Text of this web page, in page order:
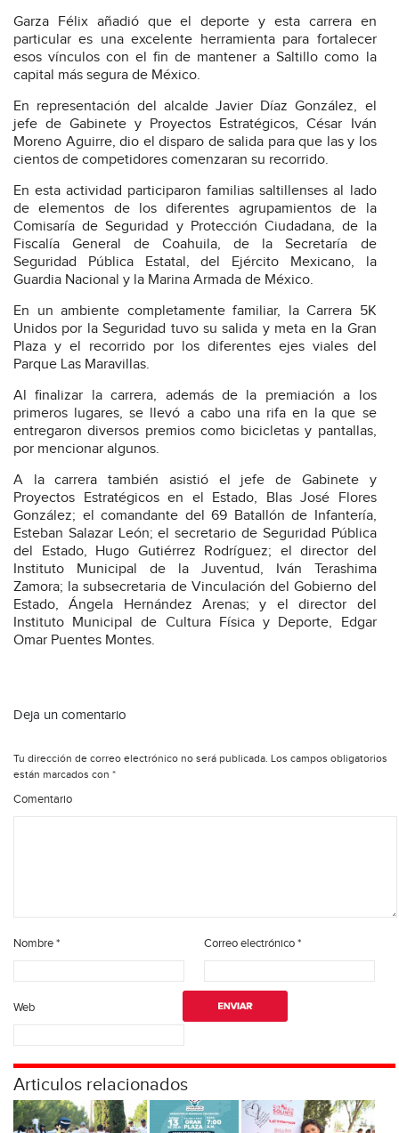
Garza Félix añadió que el deporte y esta carrera en
particular es una excelente herramienta para fortalecer
esos vínculos con el fin de mantener a Saltillo como la
capital más segura de México.
En representación del alcalde Javier Díaz González, el
jefe de Gabinete y Proyectos Estratégicos, César Iván
Moreno Aguirre, dio el disparo de salida para que las y los
cientos de competidores comenzaran su recorrido.
En esta actividad participaron familias saltillenses al lado
de elementos de los diferentes agrupamientos de la
Comisaría de Seguridad y Protección Ciudadana, de la
Fiscalía General de Coahuila, de la Secretaría de
Seguridad Pública Estatal, del Ejército Mexicano, la
Guardia Nacional y la Marina Armada de México.
En un ambiente completamente familiar, la Carrera 5K
Unidos por la Seguridad tuvo su salida y meta en la Gran
Plaza y el recorrido por los diferentes ejes viales del
Parque Las Maravillas.
Al finalizar la carrera, además de la premiación a los
primeros lugares, se llevó a cabo una rifa en la que se
entregaron diversos premios como bicicletas y pantallas,
por mencionar algunos.
A la carrera también asistió el jefe de Gabinete y
Proyectos Estratégicos en el Estado, Blas José Flores
González; el comandante del 69 Batallón de Infantería,
Esteban Salazar León; el secretario de Seguridad Pública
del Estado, Hugo Gutiérrez Rodríguez; el director del
Instituto Municipal de la Juventud, Iván Terashima
Zamora; la subsecretaria de Vinculación del Gobierno del
Estado, Ángela Hernández Arenas; y el director del
Instituto Municipal de Cultura Física y Deporte, Edgar
Omar Puentes Montes.
Deja un comentario
Tu dirección de correo electrónico no será publicada. Los campos obligatorios
están marcados con *
Comentario
Nombre* Correo electrónico*
Web
Articulos relacionados